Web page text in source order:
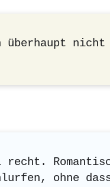
nicht
recht.
ohne